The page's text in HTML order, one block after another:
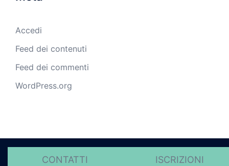
Accedi
Feed dei contenuti
Feed dei commenti
WordPress.org
CONTATTI ISCRIZIONI
© 2026 Istituti Redentore - Politica sulla riservatezza.